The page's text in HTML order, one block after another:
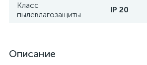
Класс
пылевлагозащиты
IP 20
Описание